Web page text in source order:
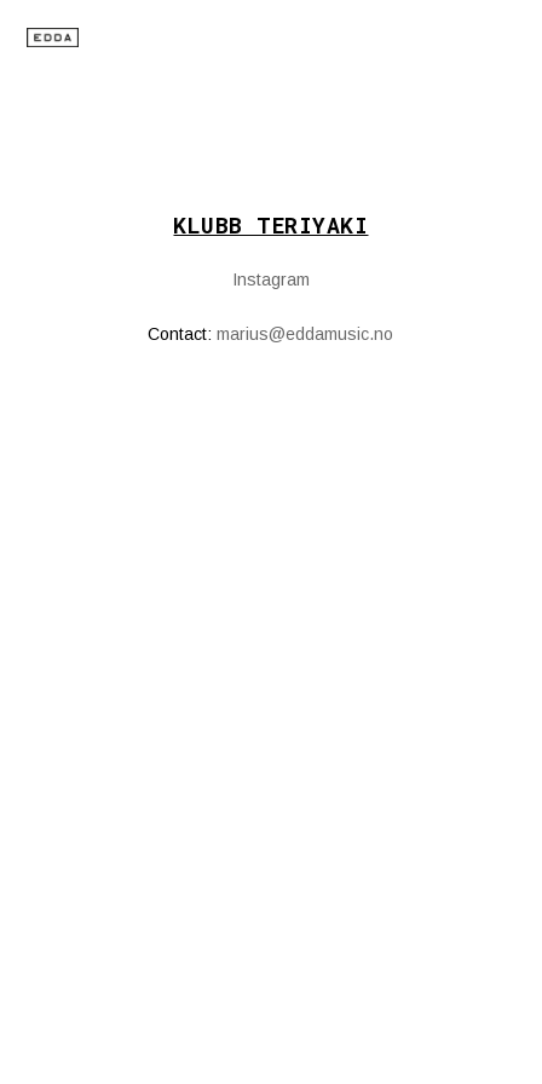
KLUBB TERIYAKI
Instagram
Contact:marius@eddamusic.no